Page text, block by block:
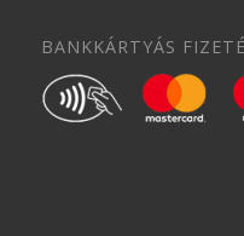
BANKKÁRTYÁS